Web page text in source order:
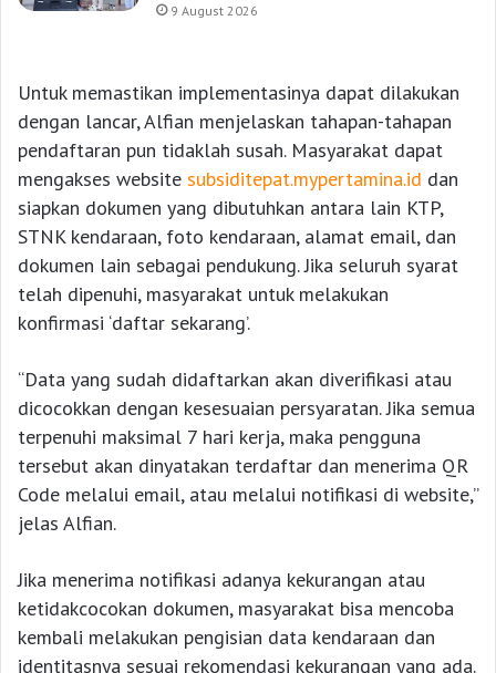
9 August 2026
Untuk memastikan implementasinya dapat dilakukan
dengan lancar, Alfian menjelaskan tahapan-tahapan
pendaftaran pun tidaklah susah. Masyarakat dapat
mengakses website subsiditepat.mypertamina.id dan
siapkan dokumen yang dibutuhkan antara lain KTP,
STNK kendaraan, foto kendaraan, alamat email, dan
dokumen lain sebagai pendukung. Jika seluruh syarat
telah dipenuhi, masyarakat untuk melakukan
konfirmasi ‘daftar sekarang’.
“Data yang sudah didaftarkan akan diverifikasi atau
dicocokkan dengan kesesuaian persyaratan. Jika semua
terpenuhi maksimal 7 hari kerja, maka pengguna
tersebut akan dinyatakan terdaftar dan menerima QR
Code melalui email, atau melalui notifikasi di website,”
jelas Alfian.
Jika menerima notifikasi adanya kekurangan atau
ketidakcocokan dokumen, masyarakat bisa mencoba
kembali melakukan pengisian data kendaraan dan
identitasnya sesuai rekomendasi kekurangan yang ada.